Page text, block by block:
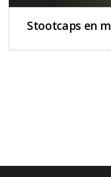
Stootcaps en